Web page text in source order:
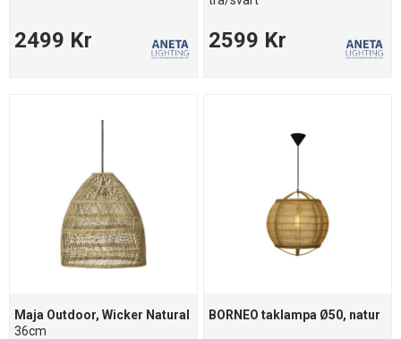
2499 Kr 2599 Kr
Maja Outdoor, Wicker Natural
36cm
BORNEO taklampa Ø50, natur